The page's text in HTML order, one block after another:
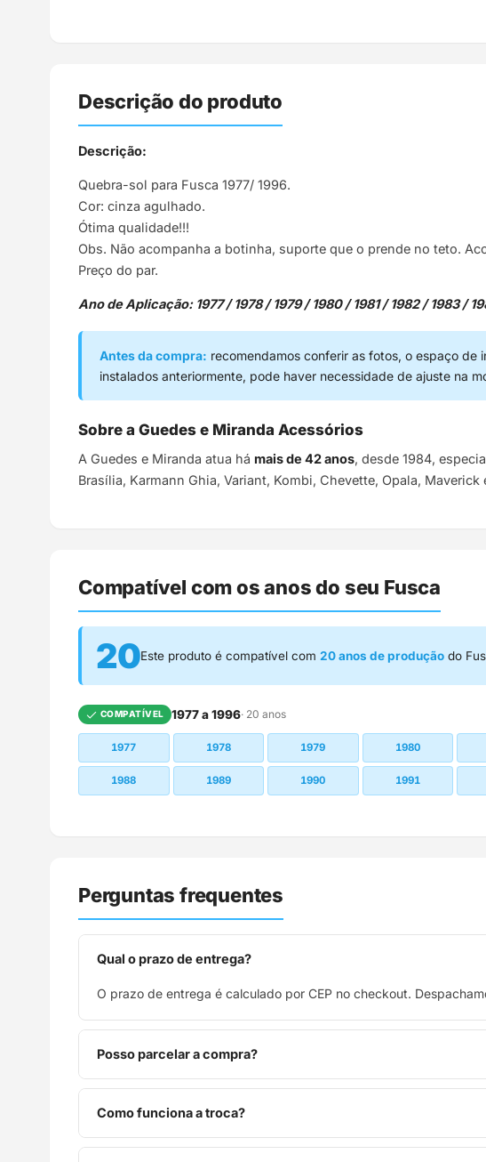
Descrição do produto
Descrição:
Quebra-sol para Fusca 1977/ 1996.
Cor: cinza agulhado.
Ótima qualidade!!!
Obs. Não acompanha a botinha, suporte que o prende no teto.
Preço do par.
Ano de Aplicação: 1977 / 1978 / 1979 / 1980 / 1981 / 1982 / 1983 /
Antes da compra: recomendamos conferir as fotos, o espaço de
instalados anteriormente, pode haver necessidade de ajuste na
Sobre a Guedes e Miranda Acessórios
A Guedes e Miranda atua há mais de 42 anos, desde 1984,
Brasília, Karmann Ghia, Variant, Kombi, Chevette, Opala,
Compatível com os anos do seu Fusca
20Este produto é compatível com 20 anos de produção do
COMPATÍVEL 1977 a 1996· 20 anos
1977 1978 1979 1980
1988 1989 1990 1991
Perguntas frequentes
Qual o prazo de entrega?
O prazo de entrega é calculado por CEP no checkout.
Posso parcelar a compra?
Sim, parcelamos em até 10x sem juros no cartão de crédito, ou
Como funciona a troca?
Você tem 7 dias após o recebimento para solicitar troca. Basta